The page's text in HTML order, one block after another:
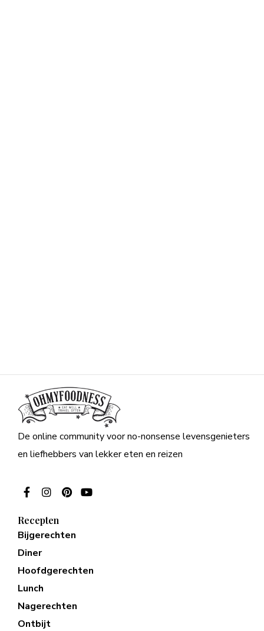
De online community voor no-nonsense levensgenieters
en liefhebbers van lekker eten en reizen
Recepten
Bijgerechten
Diner
Hoofdgerechten
Lunch
Nagerechten
Ontbijt